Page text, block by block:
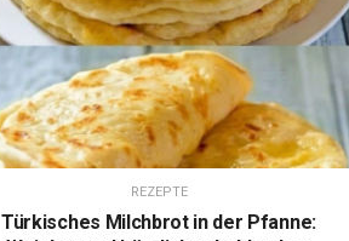
REZEPTE
Türkisches Milchbrot in der Pfanne: